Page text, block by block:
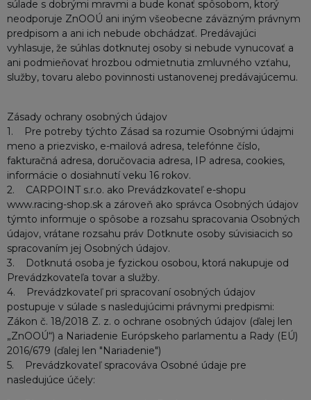
súlade s dobrými mravmi a bude konať spôsobom, ktorý
neodporuje ZnOOÚ ani iným všeobecne záväzným právnym
predpisom a ani ich nebude obchádzať. Predávajúci
vyhlasuje, že súhlas dotknutej osoby si nebude vynucovať a
ani podmieňovať hrozbou odmietnutia zmluvného vzťahu,
služby, tovaru alebo povinnosti ustanovenej predávajúcemu.
Zásady ochrany osobných údajov
1. Pre potreby týchto Zásad sa rozumie Osobnými údajmi
meno a priezvisko, e-mailová adresa, telefónne číslo,
fakturačná adresa, doručovacia adresa, IP adresa, cookies,
informácie o dosiahnutí veku 16 rokov.
2. CARPOINT s.r.o. ako Prevádzkovateľ e-shopu
www.racing-shop.sk a zároveň ako správca Osobných údajov
týmto informuje o spôsobe a rozsahu spracovania Osobných
údajov, vrátane rozsahu práv Dotknute osoby súvisiacich so
spracovaním jej Osobných údajov.
3. Dotknutá osoba je fyzickou osobou, ktorá nakupuje od
Prevádzkovateľa tovar a služby.
4. Prevádzkovateľ pri spracovaní osobných údajov
postupuje v súlade s nasledujúcimi právnymi predpismi:
Zákon č. 18/2018 Z. z. o ochrane osobných údajov (ďalej len
„ZnOOÚ“) a Nariadenie Európskeho parlamentu a Rady (EÚ)
2016/679 (ďalej len "Nariadenie")
5. Prevádzkovateľ spracováva Osobné údaje pre
nasledujúce účely: